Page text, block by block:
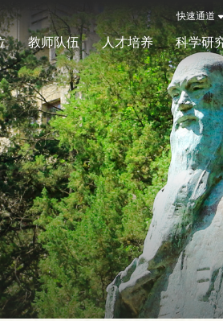
快速通道
教师队伍 人才培养 科学研